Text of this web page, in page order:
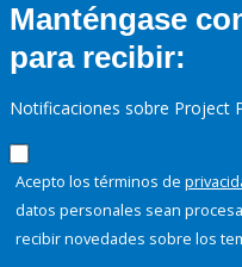
Manténgase
para recibir:
Notificaciones sobre Project
Acepto los términos de
datos personales sean
recibir novedades sobre los